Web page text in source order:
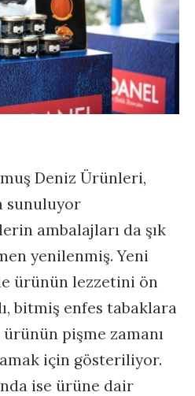
Deniz Ürünleri,
sunuluyor
ambalajları da şık
yenilenmiş. Yeni
ürünün lezzetini ön
bitmiş enfes tabaklara
pişme zamanı
için gösteriliyor.
ise ürüne dair